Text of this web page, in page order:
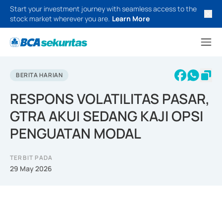
Start your investment journey with seamless access to the
stock market wherever you are. Learn More
BERITA HARIAN
RESPONS VOLATILITAS PASAR,
GTRA AKUI SEDANG KAJI OPSI
PENGUATAN MODAL
TERBIT PADA
29 May 2026